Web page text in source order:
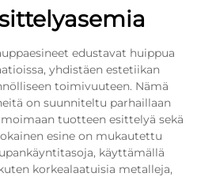
edustavat huippua
yhdistäen estetiikan
toimivuuteen. Nämä
on suunniteltu parhaillaan
tuotteen esittelyä sekä
esine on mukautettu
käyttämällä
korkealaatuisia metalleja,